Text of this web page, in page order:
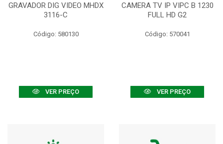
GRAVADOR DIG VIDEO MHDX
3116-C
Código: 580130
VER PREÇO
CAMERA TV IP VIPC B 1230
FULL HD G2
Código: 570041
VER PREÇO